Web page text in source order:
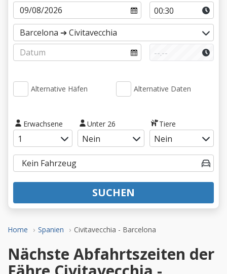
Home Spanien Civitavecchia - Barcelona
Alternative Häfen Alternative Daten
Erwachsene Unter 26 Tiere
SUCHEN
Nächste Abfahrtszeiten der